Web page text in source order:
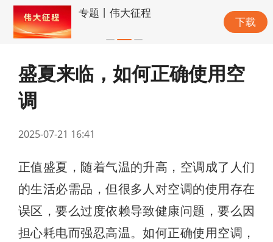
专题丨伟大征程
下载
盛夏来临，如何正确使用空
调
2025-07-21 16:41
正值盛夏，随着气温的升高，空调成了人们
的生活必需品，但很多人对空调的使用存在
误区，要么过度依赖导致健康问题，要么因
担心耗电而强忍高温。如何正确使用空调，